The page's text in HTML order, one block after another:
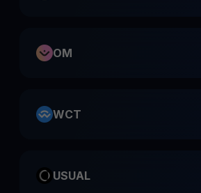
OM
WCT
USUAL